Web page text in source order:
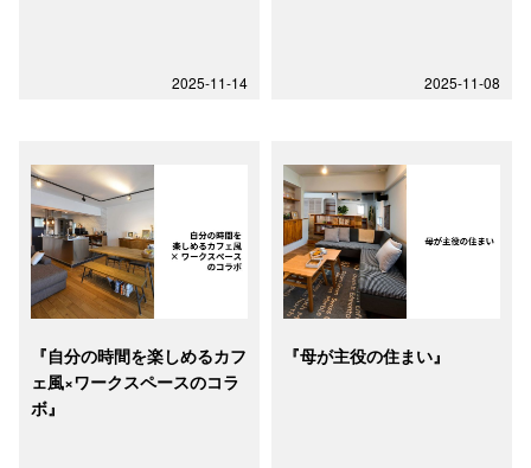
2025-11-14 2025-11-08
​『自分の時間を楽しめるカフ
ェ風×ワークスペースのコラ
ボ』
​『母が主役の住まい』